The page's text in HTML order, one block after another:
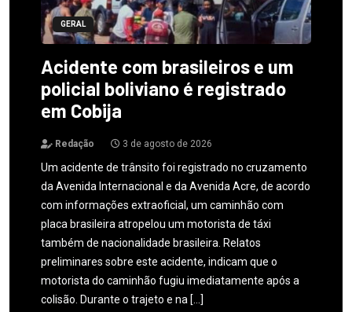
GERAL
Acidente com brasileiros e um
policial boliviano é registrado
em Cobija
Redação 3 de agosto de 2026
Um acidente de trânsito foi registrado no cruzamento
da Avenida Internacional e da Avenida Acre, de acordo
com informações extraoficial, um caminhão com
placa brasileira atropelou um motorista de táxi
também de nacionalidade brasileira. Relatos
preliminares sobre este acidente, indicam que o
motorista do caminhão fugiu imediatamente após a
colisão. Durante o trajeto e na […]